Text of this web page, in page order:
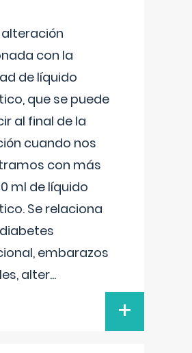
alteración
con la
de líquido
que se puede
al final de la
cuando nos
con más
ml de líquido
Se relaciona
embarazos
alter...
+